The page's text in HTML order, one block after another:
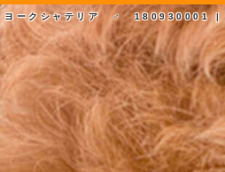
ヨークシャテリア ♂ 180930001 |